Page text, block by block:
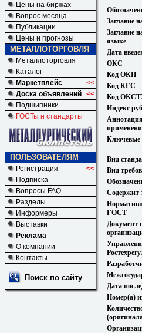
Цены на биржах
Вопрос месяца
Публикации
Цены и прогнозы
МЕТАЛЛОТОРГОВЛЯ
Металлоторговля
Каталог
Маркетплейс
<<
Доска объявлений <<
Подшипники
ГОСТы и стандарты
ПОЛЬЗОВАТЕЛЯМ
Регистрация
<<
Подписка
Вопросы FAQ
Разделы
Информеры
Выставки
Реклама
О компании
Контакты
Поиск по сайту
Заглавие
Заглавие
языке
Дата
ОКС
Код ОКП
Код КГС
Код
Индекс
Ключевые
Вид
Вид
Содержит
ГОСТ
Документ
Дата
Номер(а)